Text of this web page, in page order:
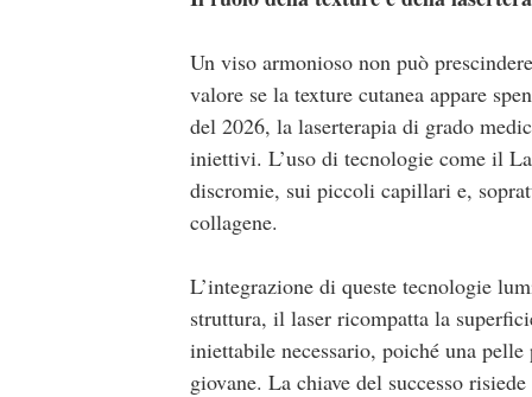
Un viso armonioso non può
valore se la texture cutanea appare
del 2026, la laserterapia di grado
iniettivi. L’uso di tecnologie come il
discromie, sui piccoli capillari e,
collagene.
L’integrazione di queste tecnologie
struttura, il laser ricompatta la
iniettabile necessario, poiché una
giovane. La chiave del successo